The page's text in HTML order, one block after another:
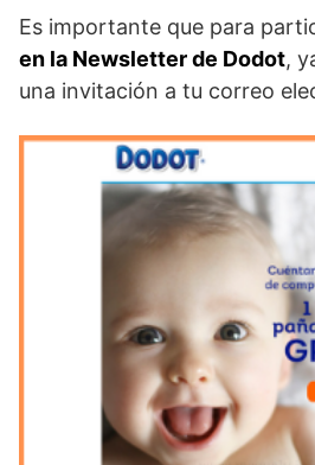
Es importante que para
en la Newsletter de Dodot,
una invitación a tu correo